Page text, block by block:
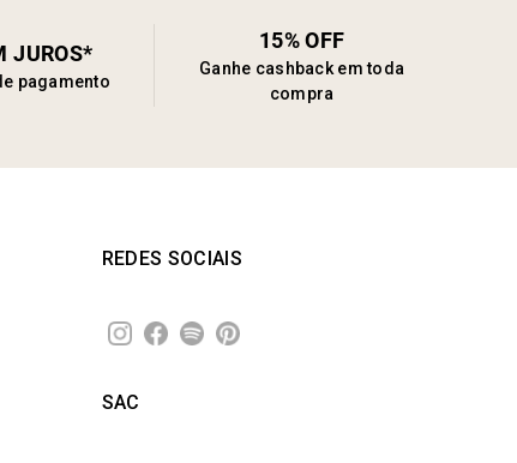
JUROS*
pagamento
15% OFF
Ganhe cashback em toda
compra
REDES SOCIAIS
SAC